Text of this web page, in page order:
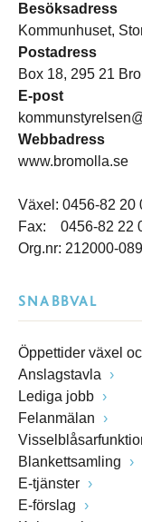
Besöksadress
Kommunhuset,
Postadress
Box 18, 295 21
E-post
Webbadress
www.bromolla.se
Växel: 0456-82 20
Fax: 0456-82 22
Org.nr: 212000-
SNABBVAL
Öppettider växel
Anslagstavla
Lediga jobb
Felanmälan
Blankettsamling
E-tjänster
E-förslag